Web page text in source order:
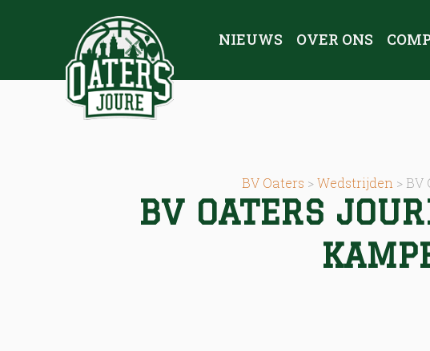
NIEUWS OVER ONS
BV Oaters >Wedstrijden > BV
BV OATERS